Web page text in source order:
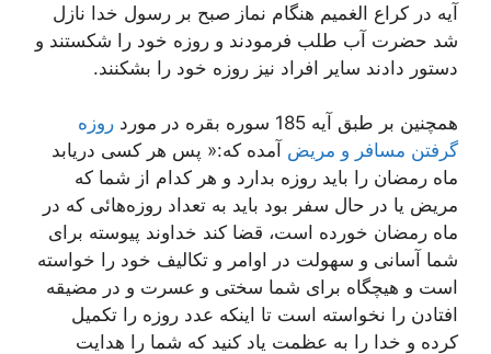
آیه در کراع الغمیم هنگام نماز صبح بر رسول خدا نازل
شد حضرت آب طلب فرمودند و روزه خود را شکستند و
دستور دادند سایر افراد نیز روزه خود را بشکنند.
همچنین بر طبق آیه 185 سوره بقره در مورد
روزه
گرفتن مسافر و مریض آمده که:« پس هر کسی دریابد
ماه رمضان را باید روزه بدارد و هر کدام‌ از شما که‌
مریض‌ یا در حال‌ سفر بود باید به‌ تعداد روزه‌هائی‌ که‌ در
ماه‌ رمضان‌ خورده‌ است‌، قضا کند خداوند پیوسته ‌برای
‌شما آسانی‌ و سهولت‌ در اوامر و تکالیف خود را خواسته
است و هیچگاه برای شما سختی و عسرت و در مضیقه
افتادن را نخواسته است تا اینکه عدد روزه را تکمیل
کرده و خدا را به عظمت یاد کنید که شما را هدایت